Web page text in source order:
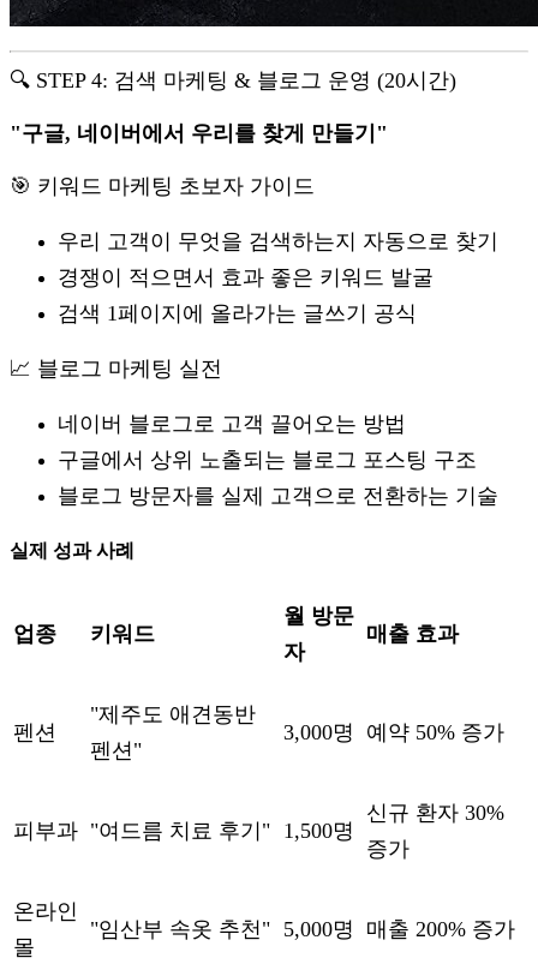
🔍 STEP 4: 검색 마케팅 & 블로그 운영 (20시간)
"구글, 네이버에서 우리를 찾게 만들기"
🎯 키워드 마케팅 초보자 가이드
우리 고객이 무엇을 검색하는지 자동으로 찾기
경쟁이 적으면서 효과 좋은 키워드 발굴
검색 1페이지에 올라가는 글쓰기 공식
📈 블로그 마케팅 실전
네이버 블로그로 고객 끌어오는 방법
구글에서 상위 노출되는 블로그 포스팅 구조
블로그 방문자를 실제 고객으로 전환하는 기술
실제 성과 사례
업종 키워드
월 방문
자
매출 효과
펜션
"제주도 애견동반
펜션"
3,000명 예약 50% 증가
피부과 "여드름 치료 후기" 1,500명
신규 환자 30%
증가
온라인
몰
"임산부 속옷 추천" 5,000명 매출 200% 증가